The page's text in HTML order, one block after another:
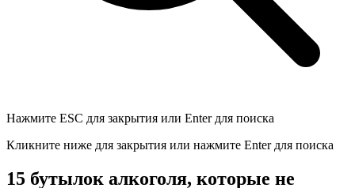
Нажмите ESC для закрытия или Enter для поиска
Кликните ниже для закрытия или нажмите Enter для поиска
15 бутылок алкоголя, которые не